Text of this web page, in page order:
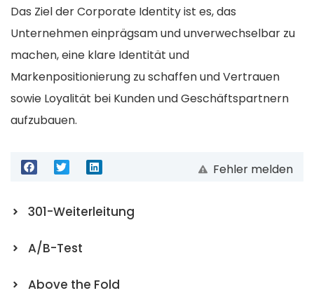
Das Ziel der Corporate Identity ist es, das
Unternehmen einprägsam und unverwechselbar zu
machen, eine klare Identität und
Markenpositionierung zu schaffen und Vertrauen
sowie Loyalität bei Kunden und Geschäftspartnern
aufzubauen.
Fehler melden
301-Weiterleitung
A/B-Test
Above the Fold